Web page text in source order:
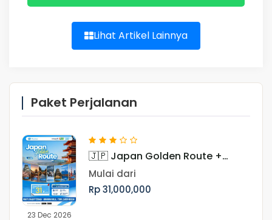
Lihat Artikel Lainnya
Paket Perjalanan
23 Dec 2026
🇯🇵 Japan Golden Route +
Shirakawago Periode Libur Akhir
Tahun
Mulai dari
Rp 31,000,000